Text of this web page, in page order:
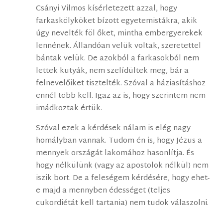
Csányi Vilmos kísérletezett azzal, hogy
farkaskölyköket bízott egyetemistákra, akik
úgy nevelték föl őket, mintha embergyerekek
lennének. Állandóan velük voltak, szeretettel
bántak velük. De azokból a farkasokból nem
lettek kutyák, nem szelídültek meg, bár a
felnevelőiket tisztelték. Szóval a háziasításhoz
ennél több kell. Igaz az is, hogy szerintem nem
imádkoztak értük.
Szóval ezek a kérdések nálam is elég nagy
homályban vannak. Tudom én is, hogy Jézus a
mennyek országát lakomához hasonlítja. És
hogy nélkülünk (vagy az apostolok nélkül) nem
iszik bort. De a feleségem kérdésére, hogy ehet-
e majd a mennyben édességet (teljes
cukordiétát kell tartania) nem tudok válaszolni.